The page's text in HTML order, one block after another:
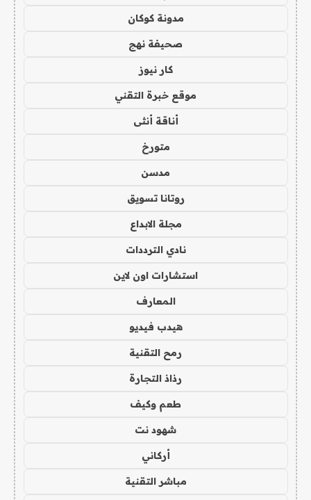
مدونة كوكان
صحيفة نهج
كار نيوز
موقع خبرة التقني
أناقة أنثى
متورخ
مدسن
روتانا تسويق
مجلة الابداع
نادي الترددات
استشارات اون لاين
المعارف
هيدب فيديو
رمح التقنية
رذاذ التجارة
طعم وكيف
شهود نت
أركاني
مباشر التقنية